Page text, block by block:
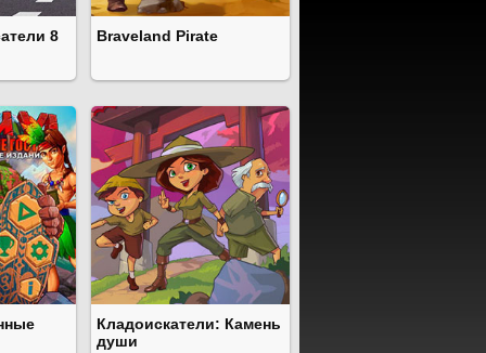
8 Braveland Pirate
Кладоискатели: Камень
души